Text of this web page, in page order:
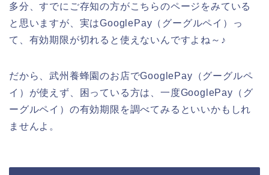
多分、すでにご存知の方がこちらのページをみている
と思いますが、実はGooglePay（グーグルペイ）っ
て、有効期限が切れると使えないんですよね～♪
だから、武州養蜂園のお店でGooglePay（グーグルペ
イ）が使えず、困っている方は、一度GooglePay（グ
ーグルペイ）の有効期限を調べてみるといいかもしれ
ませんよ。